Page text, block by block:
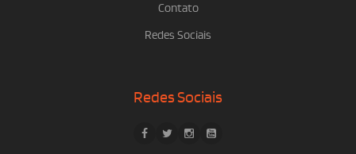
Contato
Redes Sociais
Redes Sociais